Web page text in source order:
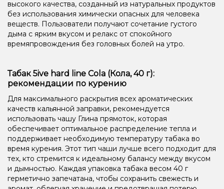
высокого качества, созданный из натуральных продуктов
без использования химически опасных для человека
веществ. Пользователи получают сочетание густого
дыма с ярким вкусом и релакс от спокойного
времяпровождения без головных болей на утро.
Табак 5ive hard line Cola (Кола, 40 г):
рекомендации по курению
Для максимального раскрытия всех ароматических
качеств кальянной заправки, рекомендуется
использовать чашу Глина прямоток, которая
обеспечивает оптимальное распределение тепла и
поддерживает необходимую температуру табака во
время курения. Этот тип чаши лучше всего подходит для
тех, кто стремится к идеальному балансу между вкусом
и дымностью. Каждая упаковка табака весом 40 г
герметично запечатана, чтобы сохранить свежесть и